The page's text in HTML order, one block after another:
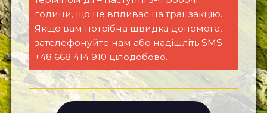
години, що не впливає на транзакцію.
Якщо вам потрібна швидка допомога,
зателефонуйте нам або надішліть SMS
+48 668 414 910 цілодобово.